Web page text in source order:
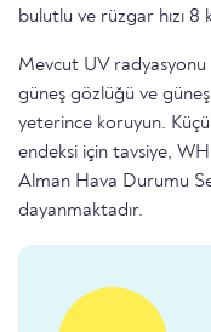
bulutlu ve rüzgar hızı 8
Mevcut UV radyasyonu
güneş gözlüğü ve
yeterince koruyun.
endeksi için tavsiye,
Alman Hava Durumu
dayanmaktadır.